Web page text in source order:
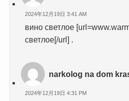
2024年12月19日 3:41 AM
вино светлое
светлое[/url] .
narkolog na dom
2024年12月19日 4:31 PM